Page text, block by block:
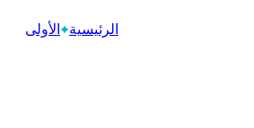
الرئيسية الأولى